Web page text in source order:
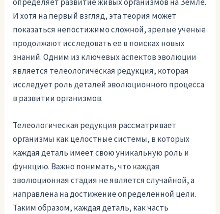
И хотя на первый взгляд, эта теория может
показаться непостижимо сложной, зрелые ученые
продолжают исследовать ее в поисках новых
знаний. Одним из ключевых аспектов эволюции
является телеологическая редукция, которая
исследует роль деталей эволюционного процесса
в развитии организмов.
Телеологическая редукция рассматривает
организмы как целостные системы, в которых
каждая деталь имеет свою уникальную роль и
функцию. Важно понимать, что каждая
эволюционная стадия не является случайной, а
направлена на достижение определенной цели.
Таким образом, каждая деталь, как часть